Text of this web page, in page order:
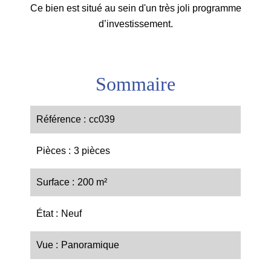
Ce bien est situé au sein d'un très joli programme
d’investissement.
Sommaire
Référence cc039
Pièces 3 pièces
Surface 200 m²
État Neuf
Vue Panoramique